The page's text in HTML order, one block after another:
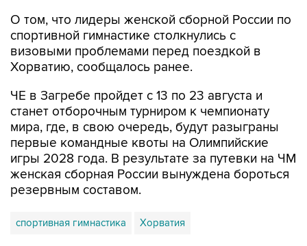
О том, что лидеры женской сборной России по
спортивной гимнастике столкнулись с
визовыми проблемами перед поездкой в
Хорватию, сообщалось ранее.
ЧЕ в Загребе пройдет с 13 по 23 августа и
станет отборочным турниром к чемпионату
мира, где, в свою очередь, будут разыграны
первые командные квоты на Олимпийские
игры 2028 года. В результате за путевки на ЧМ
женская сборная России вынуждена бороться
резервным составом.
спортивная гимнастика Хорватия